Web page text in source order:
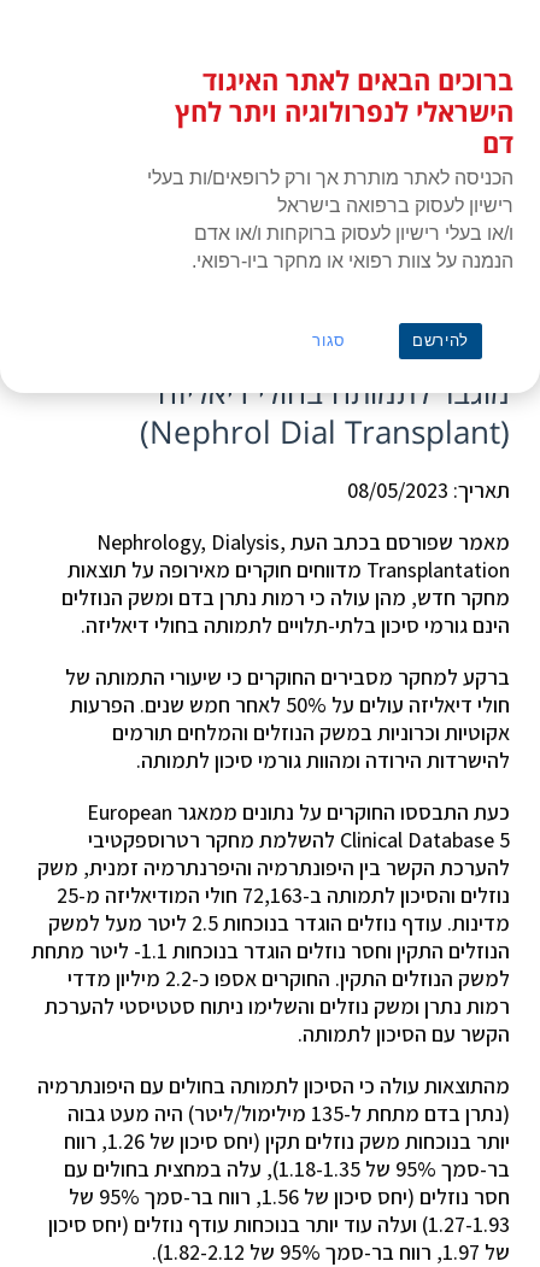
האיגוד הישראלי לנפרולוגיה ויתר
לחץ דם
היפונתרמיה ועודף נוזלים מלווים בסיכון מוגבר לתמותה בחולי
היפונתרמיה ועודף נוזלים מלווים בסיכון
מוגבר לתמותה בחולי דיאליזה
(Nephrol Dial Transplant)
תאריך: 08/05/2023
מאמר שפורסם בכתב העת Nephrology, Dialysis,
Transplantation מדווחים חוקרים מאירופה על תוצאות
מחקר חדש, מהן עולה כי רמות נתרן בדם ומשק הנוזלים
הינם גורמי סיכון בלתי-תלויים לתמותה בחולי דיאליזה.
ברקע למחקר מסבירים החוקרים כי שיעורי התמותה של
חולי דיאליזה עולים על 50% לאחר חמש שנים. הפרעות
אקוטיות וכרוניות במשק הנוזלים והמלחים תורמים
להישרדות הירודה ומהוות גורמי סיכון לתמותה.
כעת התבססו החוקרים על נתונים ממאגר European
Clinical Database 5 להשלמת מחקר רטרוספקטיבי
להערכת הקשר בין היפונתרמיה והיפרנתרמיה זמנית, משק
נוזלים והסיכון לתמותה ב-72,163 חולי המודיאליזה מ-25
מדינות. עודף נוזלים הוגדר בנוכחות 2.5 ליטר מעל למשק
הנוזלים התקין וחסר נוזלים הוגדר בנוכחות 1.1- ליטר מתחת
למשק הנוזלים התקין. החוקרים אספו כ-2.2 מיליון מדדי
רמות נתרן ומשק נוזלים והשלימו ניתוח סטטיסטי להערכת
הקשר עם הסיכון לתמותה.
מהתוצאות עולה כי הסיכון לתמותה בחולים עם היפונתרמיה
(נתרן בדם מתחת ל-135 מילימול/ליטר) היה מעט גבוה
יותר בנוכחות משק נוזלים תקין (יחס סיכון של 1.26, רווח
בר-סמך 95% של 1.18-1.35), עלה במחצית בחולים עם
חסר נוזלים (יחס סיכון של 1.56, רווח בר-סמך 95% של
1.27-1.93) ועלה עוד יותר בנוכחות עודף נוזלים (יחס סיכון
של 1.97, רווח בר-סמך 95% של 1.82-2.12).
ברוכים הבאים לאתר האיגוד
הישראלי לנפרולוגיה ויתר לחץ
דם
הכניסה לאתר מותרת אך ורק לרופאים/ות בעלי
רישיון לעסוק ברפואה בישראל
ו/או בעלי רישיון לעסוק ברוקחות ו/או אדם
הנמנה על צוות רפואי או מחקר ביו-רפואי.
להירשם סגור